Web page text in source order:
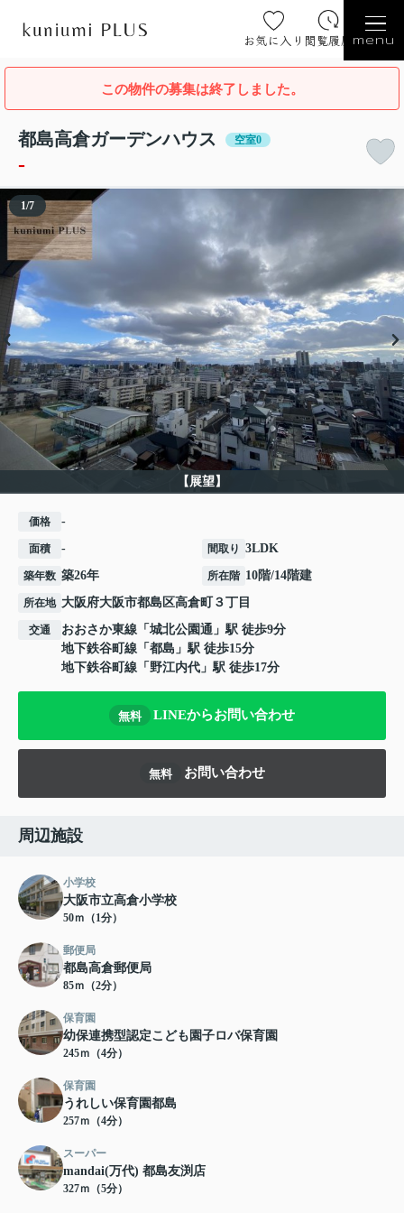
お気に入り 閲覧履歴 menu
この物件の募集は終了しました。
都島高倉ガーデンハウス 空室0
-
【展望】
1/7
価格 -
面積 - 間取り 3LDK
築年数 築26年 所在階 10階/14階建
所在地 大阪府大阪市都島区高倉町 ３丁目
交通 おおさか東線 「 城北公園通 」駅 徒歩9分
地下鉄谷町線 「 都島 」駅 徒歩15分
地下鉄谷町線 「 野江内代 」駅 徒歩17分
無料 LINEからお問い合わせ
無料 お問い合わせ
周辺施設
小学校
大阪市立高倉小学校
50ｍ（1分）
郵便局
都島高倉郵便局
85ｍ（2分）
保育園
幼保連携型認定こども園子ロバ保育園
245ｍ（4分）
保育園
うれしい保育園都島
257ｍ（4分）
スーパー
mandai(万代) 都島友渕店
327ｍ（5分）